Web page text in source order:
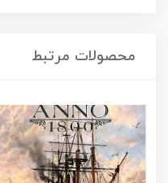
محصولات مرتبط